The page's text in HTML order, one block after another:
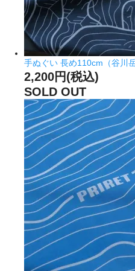
手ぬぐい 長め110cm（谷川
2,200円(税込)
SOLD OUT